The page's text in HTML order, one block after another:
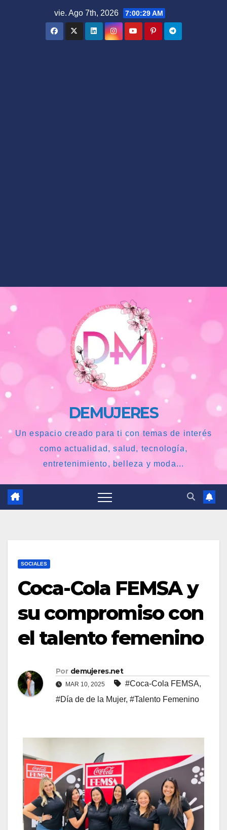
vie. Ago 7th, 2026 7:00:30 AM
DEMUJERES
Un espacio creado para ti con temas de interés
como actualidad, salud, tecnología,
entretenimiento, belleza y moda...
SOCIALES
Coca-Cola FEMSA y
su compromiso con
el talento femenino
Por demujeres.net
MAR 10, 2025 #Coca-Cola FEMSA,
#Día de de la Mujer, #Talento Femenino